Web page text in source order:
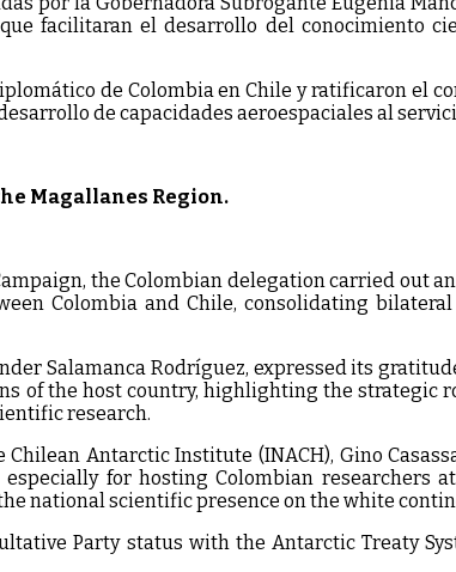
facilitaran el desarrollo del conocimiento
de Colombia en Chile y ratificaron el
de capacidades aeroespaciales al
Magallanes Region.
the Colombian delegation carried out
Colombia and Chile, consolidating
Salamanca Rodríguez, expressed its
of the host country, highlighting the strategic
research.
Antarctic Institute (INACH), Gino
for hosting Colombian researchers at
national scientific presence on the white
Party status with the Antarctic Treaty